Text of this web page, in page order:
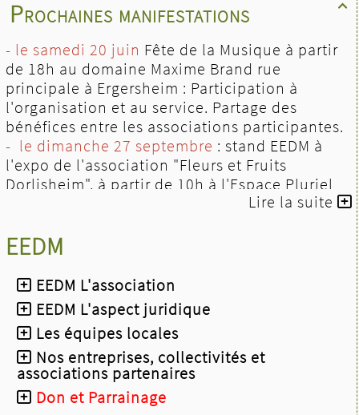

Prochaines manifestations
- le samedi 20 juin Fête de la Musique à partir
de 18h au domaine Maxime Brand rue
principale à Ergersheim : Participation à
l'organisation et au service. Partage des
bénéfices entre les associations participantes.
- le dimanche 27 septembre : stand EEDM à
l'expo de l'association "Fleurs et Fruits
Dorlisheim", à partir de 10h à l'Espace Pluriel
EEDM au Messti à l’Espace W de Weyersheim
- le dimanche 11 octobre 2026 à 17 h
KLEZMER par le groupe PASSAGE KLEZMER à
l’Église protestante de Saverne (musique
traditionnelle ancienne de source slave et
tzigane)
- le dimanche 8 novembre 2026 à midi
Baeckeoffe à l'Espace W de Weyersheim
- le dimanche 14 novembre :
Lire la suite
EEDM
EEDM L'association
EEDM L'aspect juridique
Les équipes locales
Nos entreprises, collectivités et
associations partenaires
Don et Parrainage